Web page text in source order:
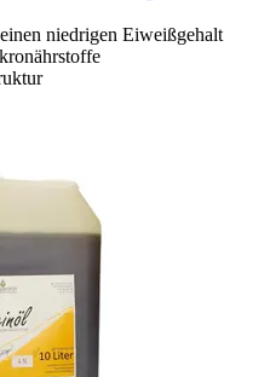
niedrigen Eiweißgehalt